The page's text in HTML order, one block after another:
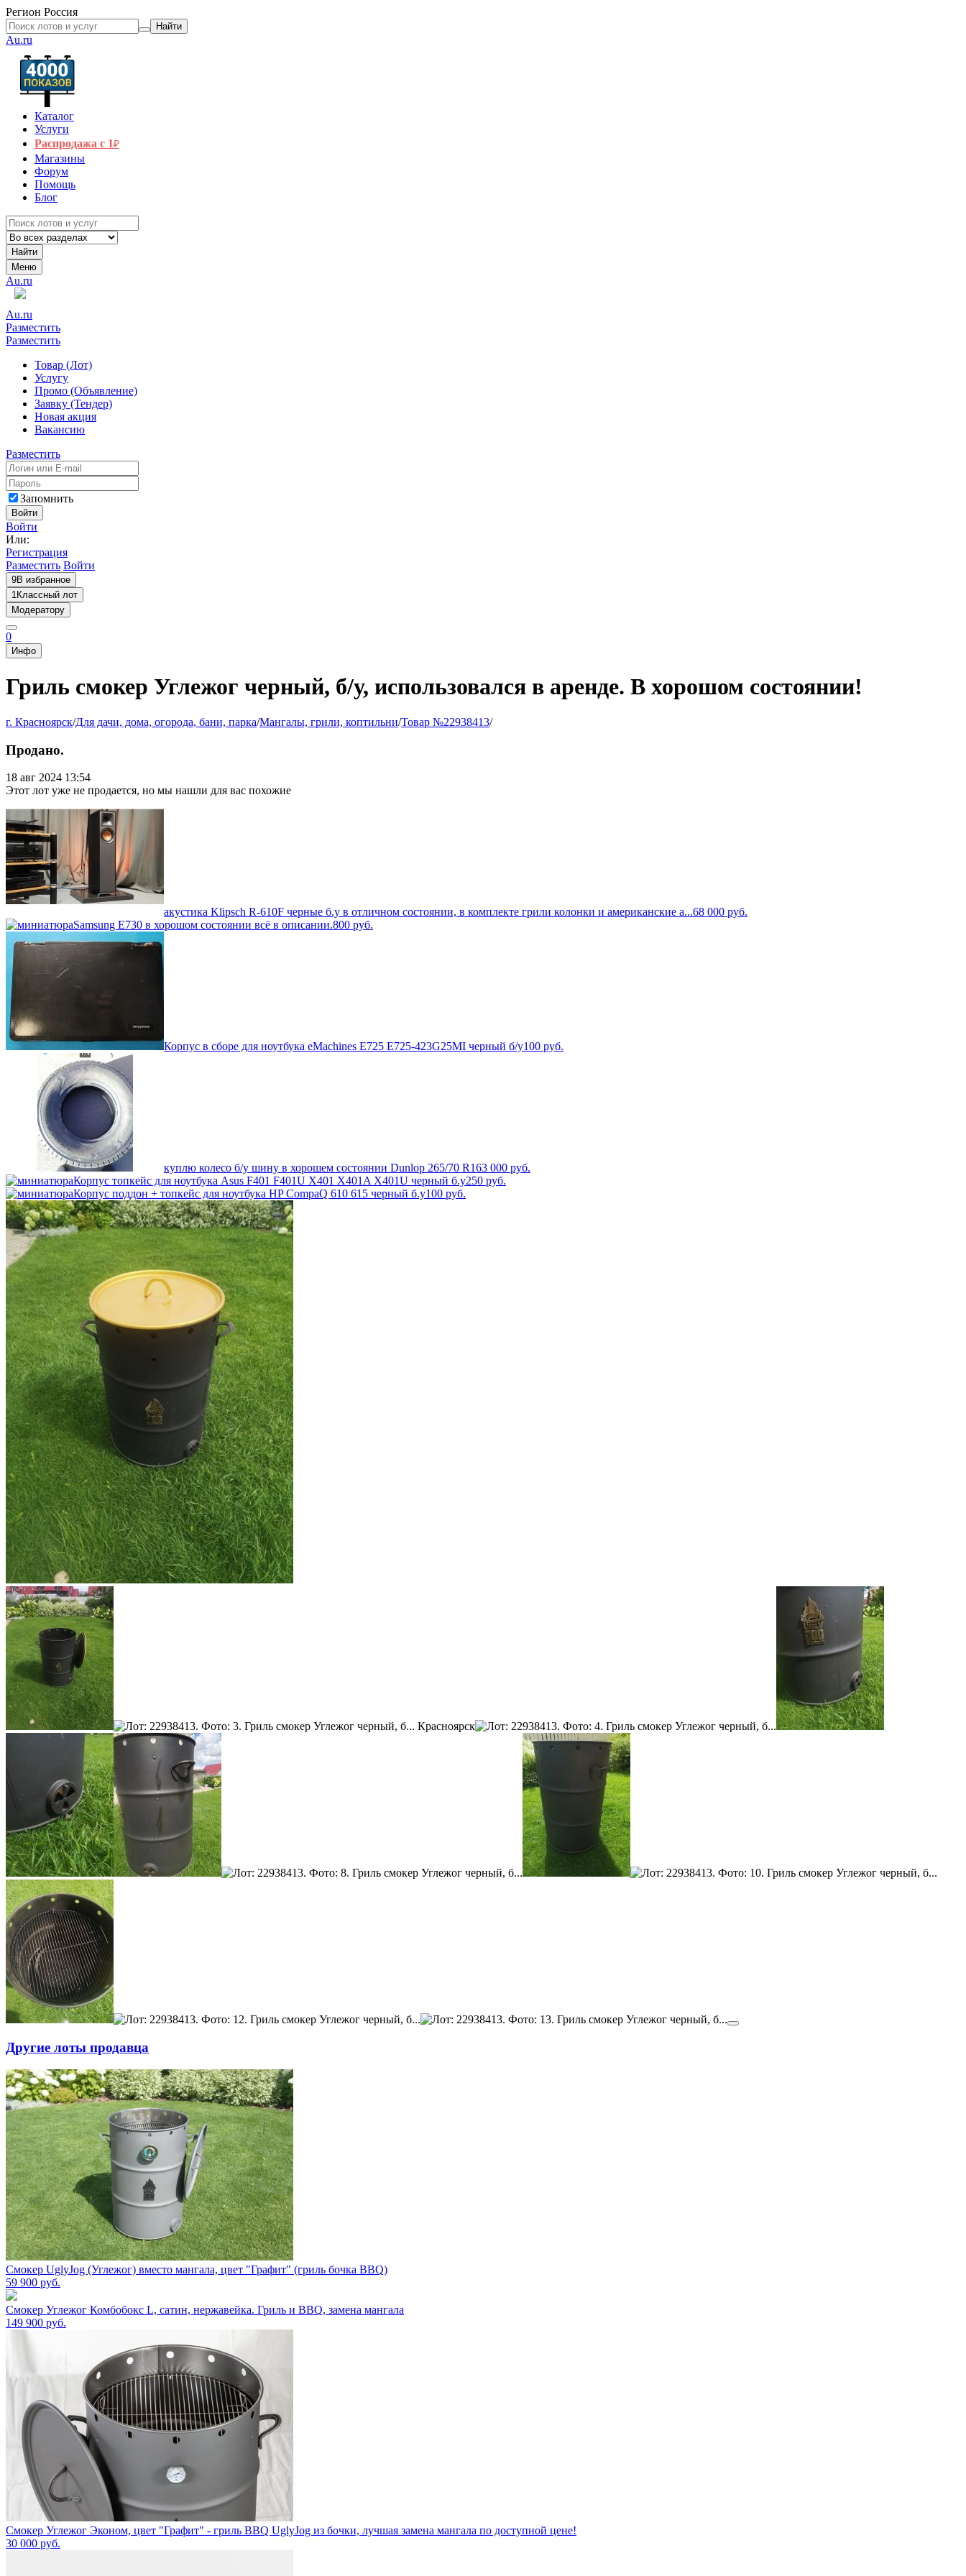
Регион Россия
Найти
Au.ru
Каталог
Услуги
Распродажа с 1₽
Магазины
Форум
Помощь
Блог
Найти
Меню
Au.ru
Au.ru
Разместить
Разместить
Товар (Лот)
Услугу
Промо (Объявление)
Заявку (Тендер)
Новая акция
Вакансию
Разместить
Запомнить
Войти
Войти
Или:
Регистрация
Разместить Войти
9В избранное
1Классный лот
Модератору
0
Инфо
Гриль смокер Углежог черный, б/у, использовался в аренде. В хорошом состоянии!
г. Красноярск/Для дачи, дома, огорода, бани, парка/Мангалы, грили, коптильни/Товар №22938413/
Продано.
18 авг 2024 13:54
Этот лот уже не продается, но мы нашли для вас похожие
акустика Klipsch R-610F черные б.у в отличном состоянии, в комплекте грили колонки и американские а...68 000 руб.
Samsung E730 в хорошом состоянии всё в описании.800 руб.
Корпус в сборе для ноутбука eMachines E725 E725-423G25MI черный б/у100 руб.
куплю колесо б/у шину в хорошем состоянии Dunlop 265/70 R163 000 руб.
Корпус топкейс для ноутбука Asus F401 F401U X401 X401A X401U черный б.у250 руб.
Корпус поддон + топкейс для ноутбука HP CompaQ 610 615 черный б.у100 руб.
Другие лоты продавца
Смокер UglyJog (Углежог) вместо мангала, цвет "Графит" (гриль бочка BBQ)
59 900 руб.
Смокер Углежог Комбобокс L, сатин, нержавейка. Гриль и BBQ, замена мангала
149 900 руб.
Смокер Углежог Эконом, цвет "Графит" - гриль BBQ UglyJog из бочки, лучшая замена мангала по доступной цене!
30 000 руб.